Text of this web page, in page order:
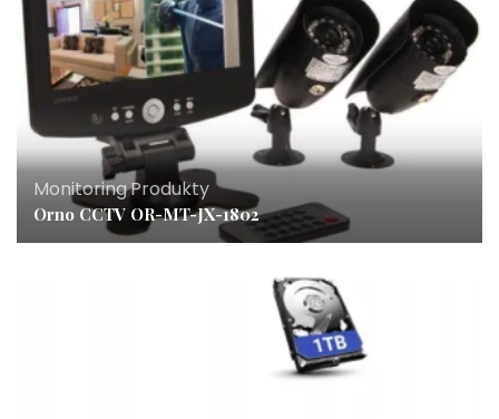
Monitoring,Produkty
Orno CCTV OR-MT-JX-1802